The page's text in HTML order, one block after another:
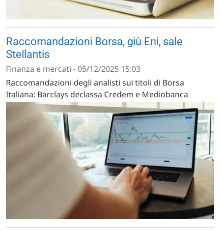
Raccomandazioni Borsa, giù Eni, sale
Stellantis
Finanza e mercati - 05/12/2025 15:03
Raccomandazioni degli analisti sui titoli di Borsa
Italiana: Barclays declassa Credem e Mediobanca